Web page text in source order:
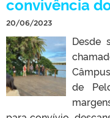
20/06/2023
Desde
de